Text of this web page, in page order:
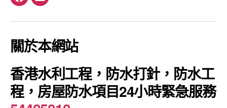
Facebook
電
關於本網站
香港水利工程，防水打針，防水工
程，房屋防水項目24小時緊急服務